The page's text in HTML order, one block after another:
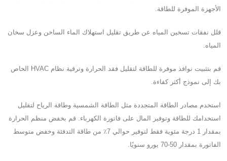
الأجهزة الموفرة للطاقة.
قلل نفقات تسخين المياه عن طريق تقليل استهلاك الماء الساخن وعزل سخان
المياه.
قم بتثبيت نوافذ موفرة للطاقة لتقليل فقد الحرارة وترقية نظام HVAC الخاص
بك إلى نموذج أكثر كفاءة.
استخدم مصادر الطاقة المتجددة مثل الطاقة الشمسية وطاقة الرياح لتقليل
استخدامك للطاقة وتوفير المال على فاتورة الكهرباء. قم بخفض منظم الحرارة
بمقدار 1 درجة مئوية فقط لتوفير حوالي 7٪ من طاقة التدفئة وخفض متوسط ​​
الفاتورة بمقدار 50-70 يورو سنويًا.